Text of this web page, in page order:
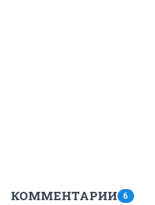
КОММЕНТАРИИ 6